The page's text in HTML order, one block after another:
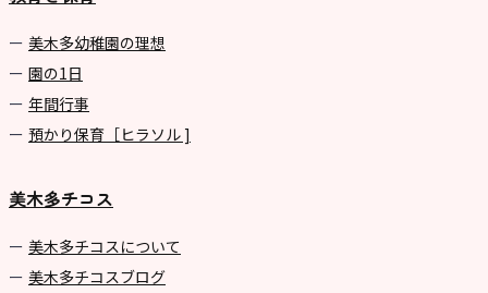
美⽊多幼稚園の理想
園の1⽇
年間⾏事
預かり保育［ヒラソル ]
美木多チコス
美⽊多チコスについて
美⽊多チコスブログ